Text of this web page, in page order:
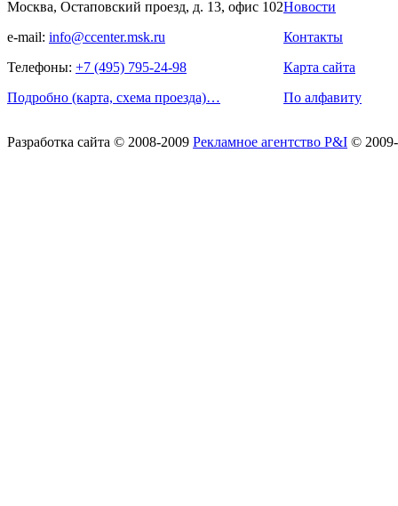
Москва, Остаповский проезд, д. 13, офис 102
e-mail: info@ccenter.msk.ru
Телефоны: +7 (495) 795-24-98
Подробно (карта, схема проезда)…
Новости
Контакты
Карта сайта
По алфавиту
Разработка сайта © 2008-2009 Рекламное агентство P&I ©